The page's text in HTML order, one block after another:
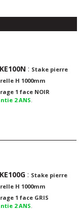
: Stake pierre
H 1000mm
1 face NOIR
2 ANS
: Stake pierre
H 1000mm
1 face GRIS
2 ANS